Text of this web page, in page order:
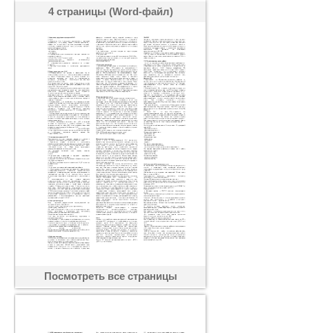
4 страницы (Word-файл)
Посмотреть все страницы